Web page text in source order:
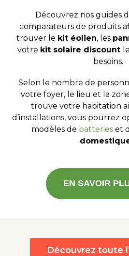
Découvrez nos guides
comparateurs de produits
trouver le kit éolien, les
votre kit solaire discount
besoins.
Selon le nombre de
votre foyer, le lieu et la
trouve votre habitation
d’installations, vous pourrez
modèles de batterieset
EN SAVOIR
Découvrez toute